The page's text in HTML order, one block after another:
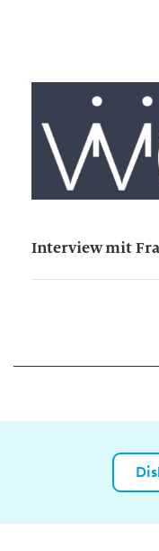
Interview mit